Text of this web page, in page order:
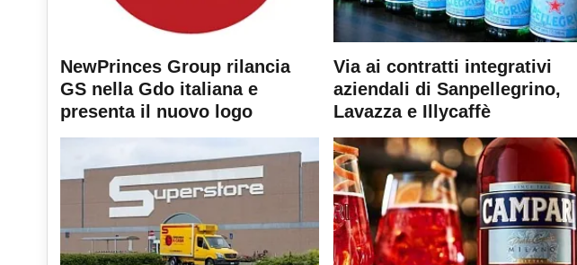
NewPrinces Group rilancia
GS nella Gdo italiana e
presenta il nuovo logo
Via ai contratti integrativi
aziendali di Sanpellegrino,
Lavazza e Illycaffè